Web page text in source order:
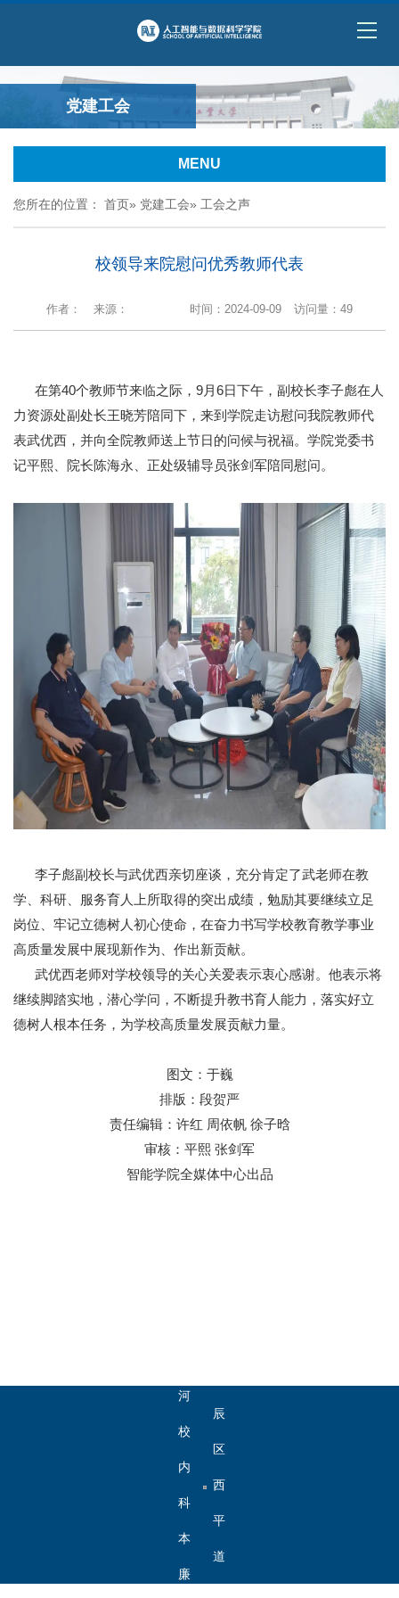
党建工会
MENU
您所在的位置： 首页» 党建工会» 工会之声
校领导来院慰问优秀教师代表
作者： 来源： 时间：2024-09-09 访问量： 49
在第40个教师节来临之际，9月6日下午，副校长李子彪在人
力资源处副处长王晓芳陪同下，来到学院走访慰问我院教师代
表武优西，并向全院教师送上节日的问候与祝福。学院党委书
记平熙、院长陈海永、正处级辅导员张剑军陪同慰问。
李子彪副校长与武优西亲切座谈，充分肯定了武老师在教
学、科研、服务育人上所取得的突出成绩，勉励其要继续立足
岗位、牢记立德树人初心使命，在奋力书写学校教育教学事业
高质量发展中展现新作为、作出新贡献。
武优西老师对学校领导的关心关爱表示衷心感谢。他表示将
继续脚踏实地，潜心学问，不断提升教书育人能力，落实好立
德树人根本任务，为学校高质量发展贡献力量。
图文：于巍
排版：段贺严
责任编辑：许红 周依帆 徐子晗
审核：平熙 张剑军
智能学院全媒体中心出品
河
北
工
业
大
学
校
内
办
公
系
内
部
办
公
科
研
院
本
科
廉
邮
箱：
辰
区
西
平
道